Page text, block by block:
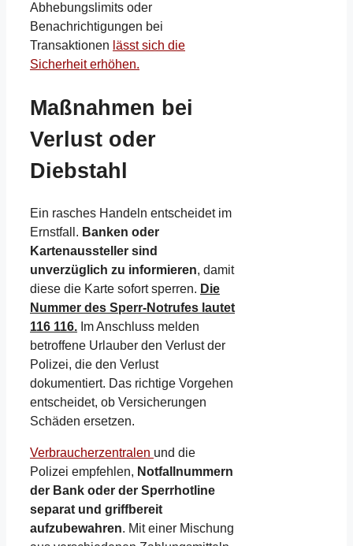
Abhebungslimits oder
Benachrichtigungen bei
Transaktionen lässt sich die
Sicherheit erhöhen.
Maßnahmen bei
Verlust oder
Diebstahl
Ein rasches Handeln entscheidet im
Ernstfall. Banken oder
Kartenaussteller sind
unverzüglich zu informieren, damit
diese die Karte sofort sperren. Die
Nummer des Sperr-Notrufes lautet
116 116. Im Anschluss melden
betroffene Urlauber den Verlust der
Polizei, die den Verlust
dokumentiert. Das richtige Vorgehen
entscheidet, ob Versicherungen
Schäden ersetzen.
Verbraucherzentralen und die
Polizei empfehlen, Notfallnummern
der Bank oder der Sperrhotline
separat und griffbereit
aufzubewahren. Mit einer Mischung